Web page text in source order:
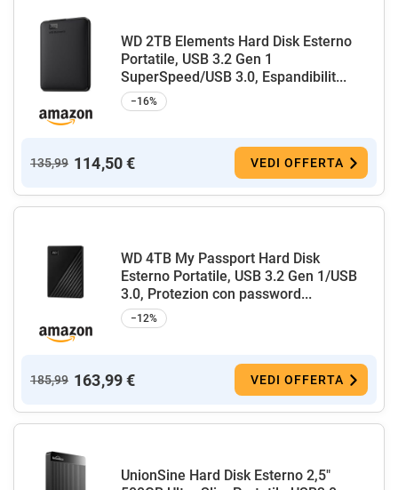
WD 2TB Elements Hard Disk Esterno
Portatile, USB 3.2 Gen 1
SuperSpeed/USB 3.0, Espandibilit...
−16%
135,99 114,50 € VEDI OFFERTA
WD 4TB My Passport Hard Disk
Esterno Portatile, USB 3.2 Gen 1/USB
3.0, Protezion con password...
−12%
185,99 163,99 € VEDI OFFERTA
UnionSine Hard Disk Esterno 2,5"